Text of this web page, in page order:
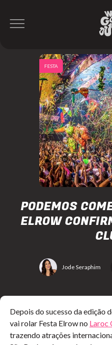
PODEMOS
ELROW
Jode Seraphim
FESTA
Depois do sucesso da edição
vai rolar Festa Elrow no Laroc
trazendo atrações